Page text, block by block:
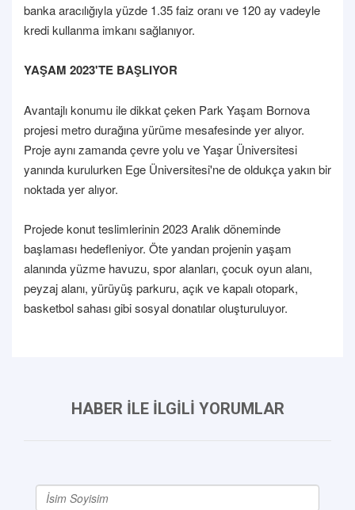
banka aracılığıyla yüzde 1.35 faiz oranı ve 120 ay vadeyle
kredi kullanma imkanı sağlanıyor.
YAŞAM 2023'TE BAŞLIYOR
Avantajlı konumu ile dikkat çeken Park Yaşam Bornova
projesi metro durağına yürüme mesafesinde yer alıyor.
Proje aynı zamanda çevre yolu ve Yaşar Üniversitesi
yanında kurulurken Ege Üniversitesi'ne de oldukça yakın bir
noktada yer alıyor.
Projede konut teslimlerinin 2023 Aralık döneminde
başlaması hedefleniyor. Öte yandan projenin yaşam
alanında yüzme havuzu, spor alanları, çocuk oyun alanı,
peyzaj alanı, yürüyüş parkuru, açık ve kapalı otopark,
basketbol sahası gibi sosyal donatılar oluşturuluyor.
HABER İLE İLGİLİ YORUMLAR